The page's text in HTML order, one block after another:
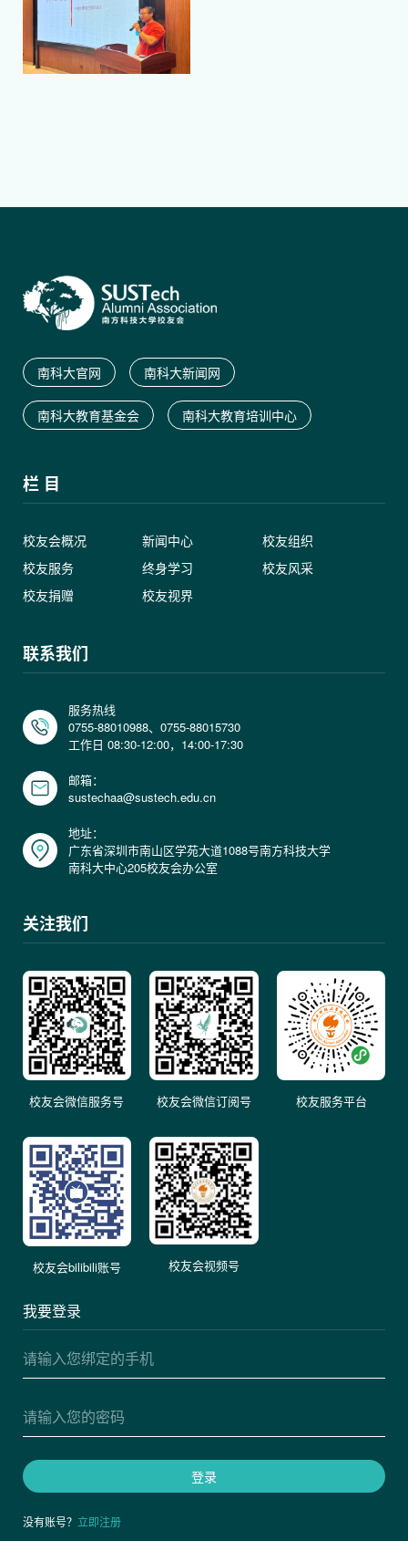
南科大官网 南科大新闻网
南科大教育基金会 南科大教育培训中心
栏 目
校友会概况 新闻中心
校友组织
校友服务
终身学习
校友风采
校友捐赠
校友视界
联系我们
服务热线
0755-88010988、0755-88015730
工作日 08:30-12:00，14:00-17:30
邮箱：
sustechaa@sustech.edu.cn
地址：
广东省深圳市南山区学苑大道1088号南方科技大学
南科大中心205校友会办公室
关注我们
校友会微信服务号 校友会微信订阅号 校友服务平台
校友会bilibili账号 校友会视频号
我要登录
登录
没有账号？ 立即注册